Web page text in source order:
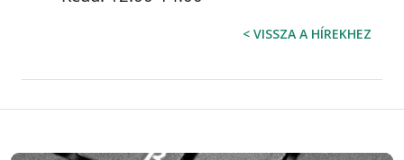
< VISSZA A HÍREKHEZ